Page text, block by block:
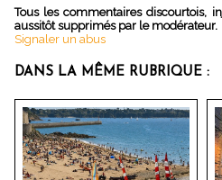
Tous les commentaires discourtois,
aussitôt supprimés par le modérateur.
Signaler un abus
DANS LA MÊME RUBRIQUE :